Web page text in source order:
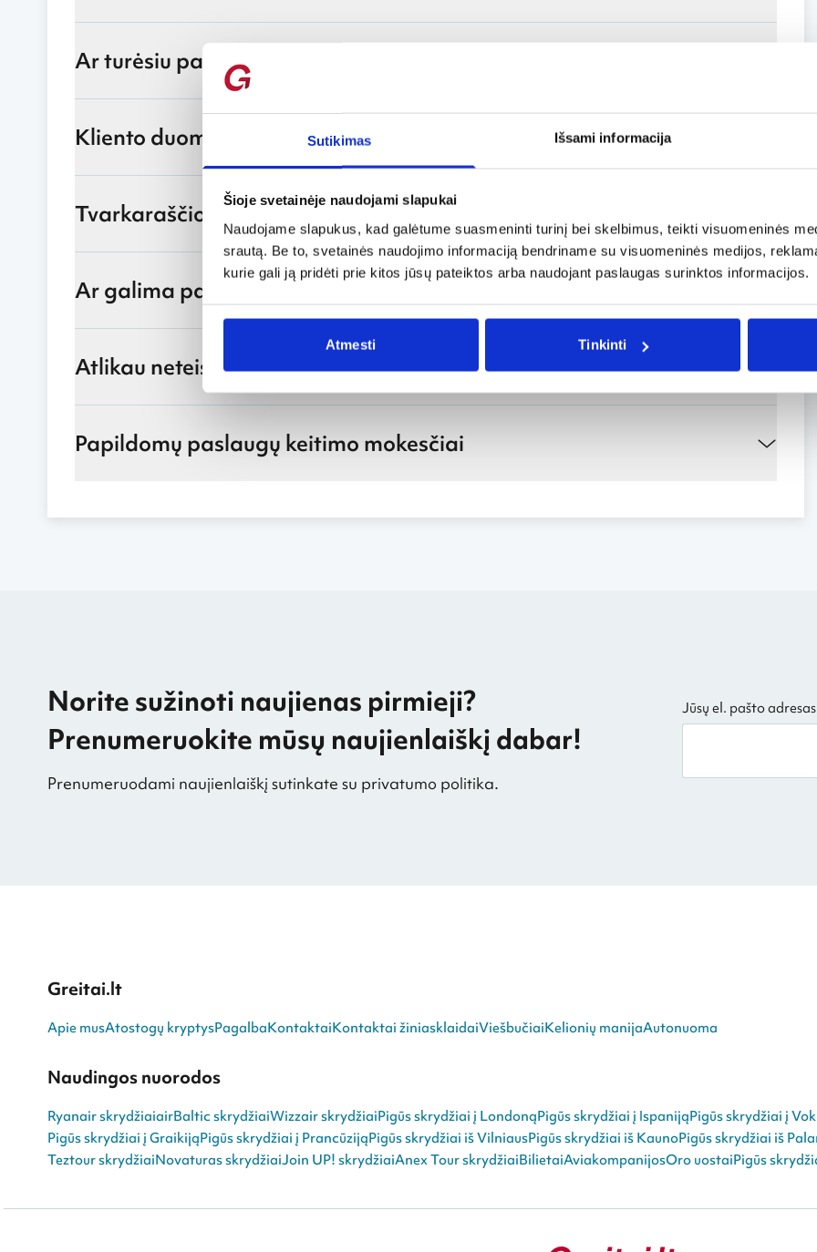
Sutikimas Išsami informacija
Šioje svetainėje naudojami slapukai
Naudojame slapukus, kad galėtume suasmeninti turinį bei skelbimus, teikti visuomeninės
srautą. Be to, svetainės naudojimo informaciją bendriname su visuomeninės medijos,
kurie gali ją pridėti prie kitos jūsų pateiktos arba naudojant paslaugas surinktos informacijos.
Atmesti Tinkinti
Ar turėsiu papildomai mokėti, jei norėsiu atšaukti bilietą?
Kliento duomenų keitimas
Tvarkaraščio keitimas pagal oro linijas
Ar galima pakeisti biliete nurodytą vardą ir pavardę?
Atlikau neteisingą užsakymą
Papildomų paslaugų keitimo mokesčiai
Norite sužinoti naujienas pirmieji?
Prenumeruokite mūsų naujienlaiškį dabar!
Prenumeruodami naujienlaiškį sutinkate su privatumo politika.
Jūsų el. pašto adresas
Greitai.lt
Apie musAtostogų kryptysPagalbaKontaktaiKontaktai žiniasklaidaiViešbučiaiKelionių manijaAutonuoma
Naudingos nuorodos
Ryanair skrydžiaiairBaltic skrydžiaiWizzair skrydžiaiPigūs skrydžiai į LondonąPigūs skrydžiai į IspanijąPigūs skrydžiai į
Pigūs skrydžiai į GraikijąPigūs skrydžiai į PrancūzijąPigūs skrydžiai iš VilniausPigūs skrydžiai iš KaunoPigūs skrydžiai iš
Teztour skrydžiaiNovaturas skrydžiaiJoin UP! skrydžiaiAnex Tour skrydžiaiBilietaiAviakompanijosOro uostaiPigūs